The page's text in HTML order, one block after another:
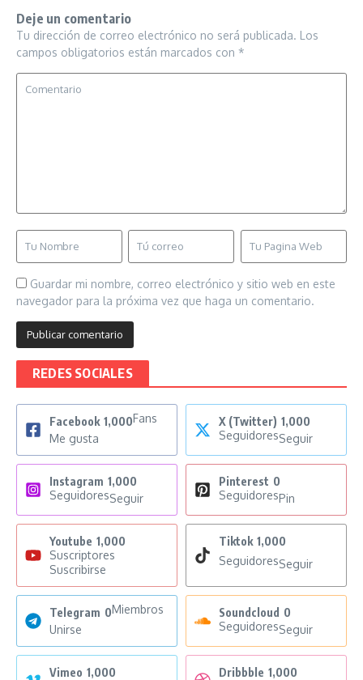
Deje un comentario
Tu dirección de correo electrónico no será publicada. Los
campos obligatorios están marcados con *
Guardar mi nombre, correo electrónico y sitio web en este
navegador para la próxima vez que haga un comentario.
REDES SOCIALES
Facebook 1,000Fans
Me gusta
X (Twitter) 1,000
SeguidoresSeguir
Instagram 1,000
SeguidoresSeguir
Pinterest 0
SeguidoresPin
Youtube 1,000
Suscriptores
Suscribirse
Tiktok 1,000
SeguidoresSeguir
Telegram 0Miembros
Unirse
Soundcloud 0
SeguidoresSeguir
Vimeo 1,000
Dribbble 1,000